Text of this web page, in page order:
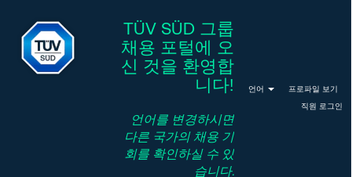
TÜV SÜD 그룹
채용 포털에 오
신 것을 환영합
니다!
언어를 변경하시면
다른 국가의 채용 기
회를 확인하실 수 있
습니다.
언어
프로파일 보기
직원 로그인